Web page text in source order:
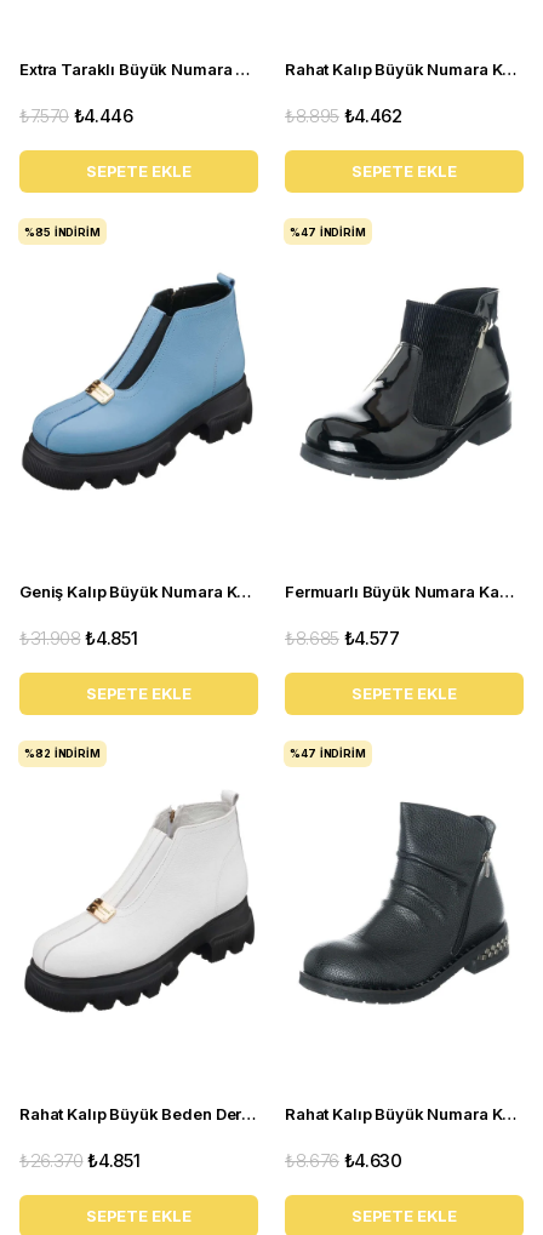
Extra Taraklı Büyük Numara Kadın BOT Gaye1003 Beyaz
₺4.446
₺7.570
SEPETE EKLE
Rahat Kalıp Büyük Numara Kadın BOT K902 Siyah rugan
₺4.462
₺8.895
SEPETE EKLE
Geniş Kalıp Büyük Numara Kadın BOT GS1313 Bebe Mavi
₺4.851
₺31.908
SEPETE EKLE
%85 İNDIRIM
Fermuarlı Büyük Numara Kadın Bot K505 Siyah
₺4.577
₺8.685
SEPETE EKLE
%47 İNDIRIM
Rahat Kalıp Büyük Beden Deri Kadın Bot GS1313 Beyaz
₺4.851
₺26.370
SEPETE EKLE
%82 İNDIRIM
Rahat Kalıp Büyük Numara Kadın BOT K731 siyah
₺4.630
₺8.676
SEPETE EKLE
%47 İNDIRIM